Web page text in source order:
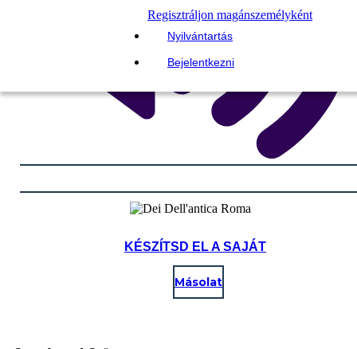
Regisztráljon magánszemélyként
Nyilvántartás
Bejelentkezni
KÉSZÍTSD EL A SAJÁT
Másolat